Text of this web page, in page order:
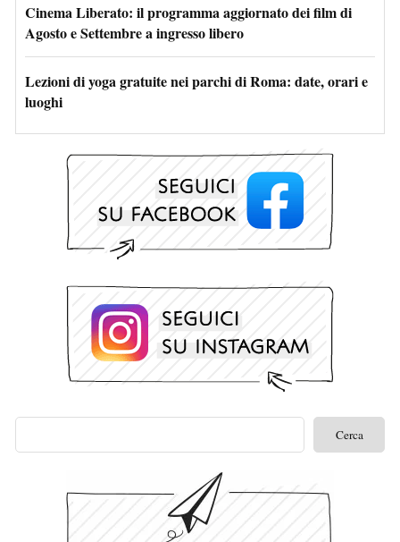
Cinema Liberato: il programma aggiornato dei film di
Agosto e Settembre a ingresso libero
Lezioni di yoga gratuite nei parchi di Roma: date, orari e
luoghi